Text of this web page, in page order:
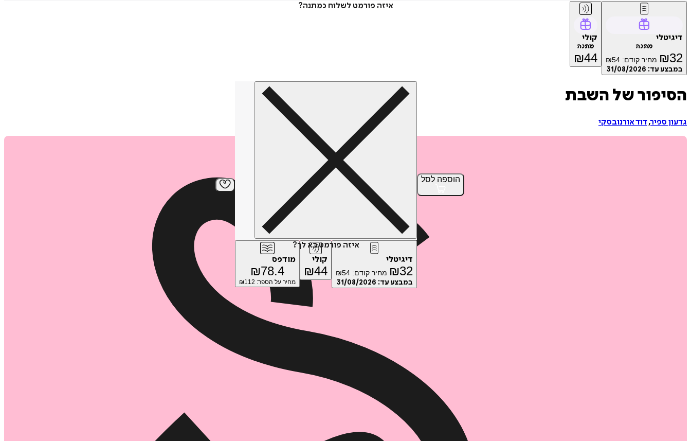
איזה פורמט לשלוח כמתנה?
דיגיטלי
מתנה
₪32 מחיר קודם: ₪54
במבצע עד: 31/08/2026
קולי
מתנה
₪44
הוספה לסל
איזה פורמט בא לך?
דיגיטלי
₪32 מחיר קודם: ₪54
במבצע עד: 31/08/2026
קולי
₪44
מודפס
₪78.4
מחיר על הספר: ₪ 112
הסיפור של השבת
גדעון ספיר,דוד אורנובסקי